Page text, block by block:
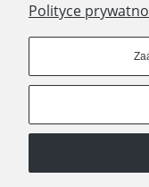
Prawa
© Wydawnictwo
Polityce